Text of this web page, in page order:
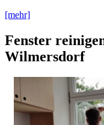
[mehr]
Fenster
Wilmersdorf